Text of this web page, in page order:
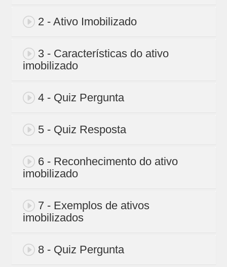
2 - Ativo Imobilizado
3 - Características do ativo
imobilizado
4 - Quiz Pergunta
5 - Quiz Resposta
6 - Reconhecimento do ativo
imobilizado
7 - Exemplos de ativos
imobilizados
8 - Quiz Pergunta